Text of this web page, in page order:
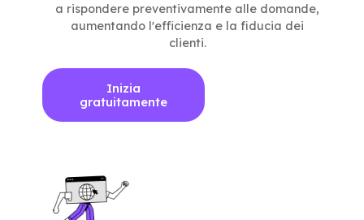
a rispondere preventivamente alle domande,
aumentando l'efficienza e la fiducia dei
clienti.
Inizia
gratuitamente